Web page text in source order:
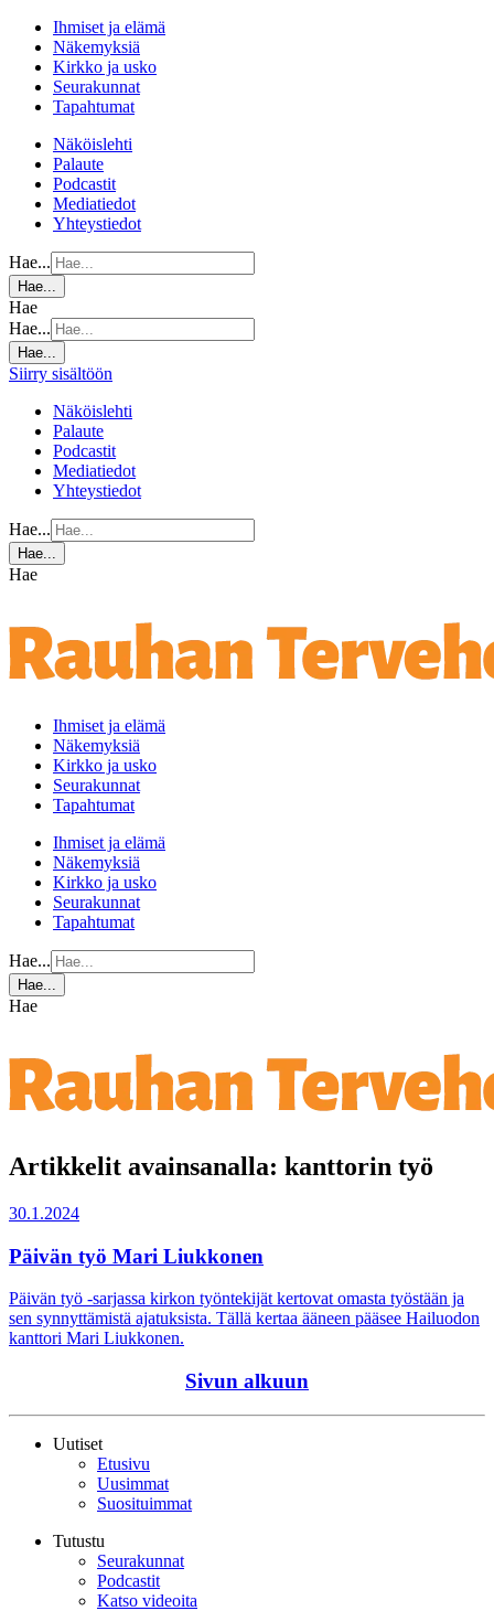
Ihmiset ja elämä
Näkemyksiä
Kirkko ja usko
Seurakunnat
Tapahtumat
Näköislehti
Palaute
Podcastit
Mediatiedot
Yhteystiedot
Hae...
Hae...
Hae
Hae...
Hae...
Siirry sisältöön
Näköislehti
Palaute
Podcastit
Mediatiedot
Yhteystiedot
Hae...
Hae...
Hae
Ihmiset ja elämä
Näkemyksiä
Kirkko ja usko
Seurakunnat
Tapahtumat
Ihmiset ja elämä
Näkemyksiä
Kirkko ja usko
Seurakunnat
Tapahtumat
Hae...
Hae...
Hae
Artikkelit avainsanalla: kanttorin työ
30.1.2024
Päivän työ Mari Liukkonen
Päivän työ -sarjassa kirkon työntekijät kertovat omasta työstään ja
sen synnyttämistä ajatuksista. Tällä kertaa ääneen pääsee Hailuodon
kanttori Mari Liukkonen.
Sivun alkuun
Uutiset
Etusivu
Uusimmat
Suosituimmat
Tutustu
Seurakunnat
Podcastit
Katso videoita